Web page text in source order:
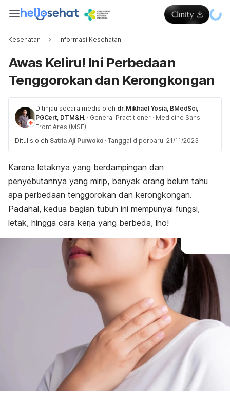
Kesehatan Informasi Kesehatan
Awas Keliru! Ini Perbedaan
Tenggorokan dan Kerongkongan
Ditinjau secara medis oleh dr. Mikhael Yosia, BMedSci,
PGCert, DTM&H. · General Practitioner · Medicine Sans
Frontières (MSF)
Ditulis oleh Satria Aji Purwoko · Tanggal diperbarui 21/11/2023
Karena letaknya yang berdampingan dan
penyebutannya yang mirip, banyak orang belum tahu
apa perbedaan tenggorokan dan kerongkongan.
Padahal, kedua bagian tubuh ini mempunyai fungsi,
letak, hingga cara kerja yang berbeda, lho!